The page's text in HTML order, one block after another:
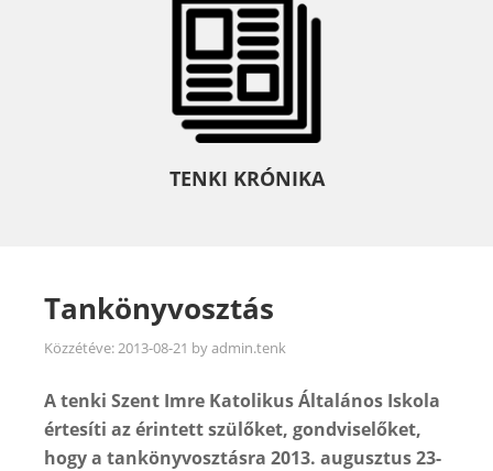
TENKI KRÓNIKA
Tankönyvosztás
Közzétéve:2013-08-21 byadmin.tenk
A tenki Szent Imre Katolikus Általános Iskola
értesíti az érintett szülőket, gondviselőket,
hogy a tankönyvosztásra 2013. augusztus 23-